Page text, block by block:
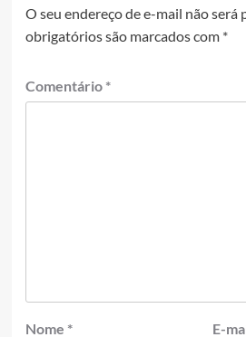
O seu endereço de e-mail não será
obrigatórios são marcados com *
Comentário *
Nome * E-